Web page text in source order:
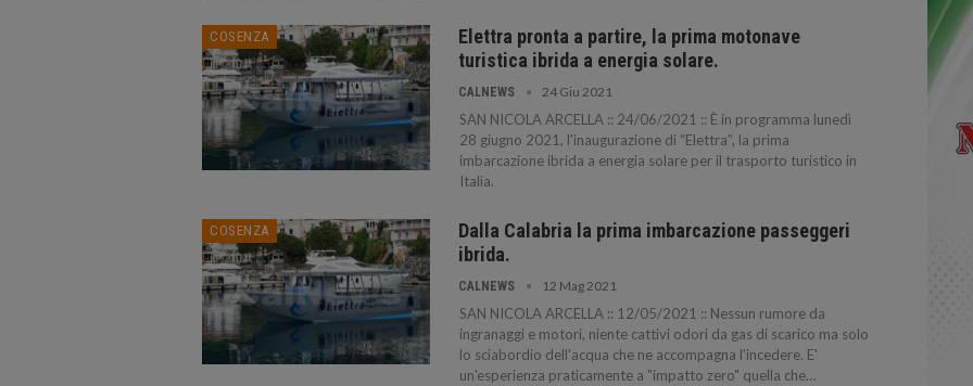
COSENZA
Elettra pronta a partire, la prima motonave
turistica ibrida a energia solare.
CALNEWS 24 Giu 2021
SAN NICOLA ARCELLA :: 24/06/2021 :: È in programma lunedì
28 giugno 2021, l'inaugurazione di “Elettra”, la prima
imbarcazione ibrida a energia solare per il trasporto turistico in
Italia.
COSENZA
Dalla Calabria la prima imbarcazione passeggeri
ibrida.
CALNEWS 12 Mag 2021
SAN NICOLA ARCELLA :: 12/05/2021 :: Nessun rumore da
ingranaggi e motori, niente cattivi odori da gas di scarico ma solo
lo sciabordio dell'acqua che ne accompagna l'incedere. E'
un'esperienza praticamente a "impatto zero" quella che…